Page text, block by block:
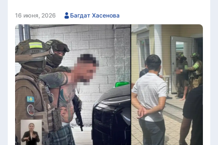
Этический кодекс
Служу стране
16 июня, 2026 Багдат Хасенова